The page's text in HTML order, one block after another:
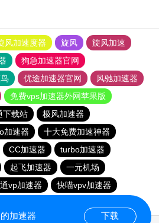
风加速度器 旋风
旋风加速
狗急加速器官网
优途加速器官网
风驰加速器
免费vps加速器外网苹果版
下载站
极风加速器
加速器
十大免费加速神器
CC加速器
turbo加速器
起飞加速器
一元机场
vp加速器
快喵vpv加速器
加速器 下载